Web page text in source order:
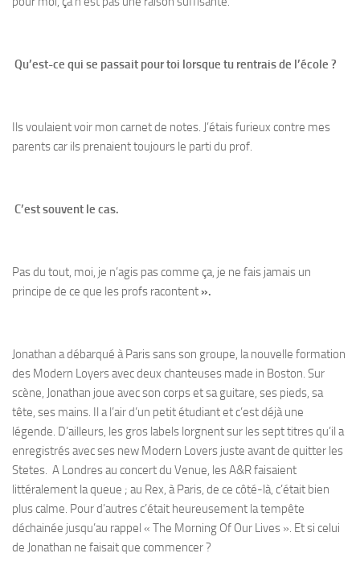
Qu’est-ce qui se passait pour toi lorsque tu rentrais de l’école ?
Ils voulaient voir mon carnet de notes. J’étais furieux contre mes
parents car ils prenaient toujours le parti du prof.
C’est souvent le cas.
Pas du tout, moi, je n’agis pas comme ça, je ne fais jamais un
principe de ce que les profs racontent ».
Jonathan a débarqué à Paris sans son groupe, la nouvelle formation
des Modern Loyers avec deux chanteuses made in Boston. Sur
scène, Jonathan joue avec son corps et sa guitare, ses pieds, sa
tête, ses mains. Il a l’air d’un petit étudiant et c’est déjà une
légende. D’ailleurs, les gros labels lorgnent sur les sept titres qu’il a
enregistrés avec ses new Modern Lovers juste avant de quitter les
Stetes. A Londres au concert du Venue, les A&R faisaient
littéralement la queue ; au Rex, à Paris, de ce côté-là, c’était bien
plus calme. Pour d’autres c’était heureusement la tempête
déchainée jusqu’au rappel « The Morning Of Our Lives ». Et si celui
de Jonathan ne faisait que commencer ?